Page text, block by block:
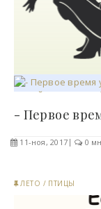
11-ноя, 2017 0
ЛЕТО / ПТИЦЫ